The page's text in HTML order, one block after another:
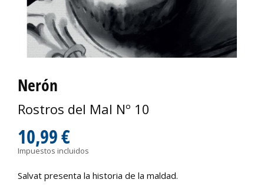
Nerón
Rostros del Mal Nº 10
10,99 €
Impuestos incluidos
Salvat presenta la historia de la maldad.